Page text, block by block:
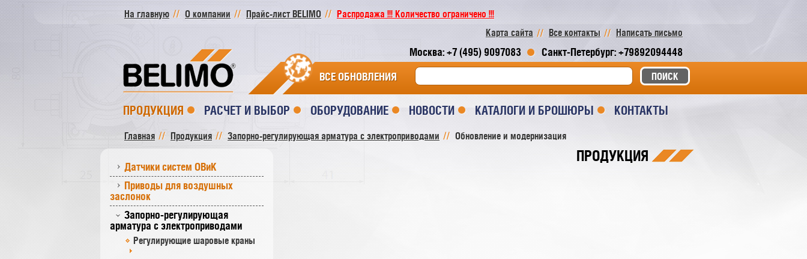
На главную О компании Прайс-лист BELIMO
Распродажа !!! Количество ограничено !!!
Карта сайта
Все контакты Написать письмо
Москва: +7 (495) 9097083
Санкт-Петербург: +79892094448
ВСЕ ОБНОВЛЕНИЯ
ПРОДУКЦИЯ РАСЧЕТ И ВЫБОР ОБОРУДОВАНИЕ НОВОСТИ КАТАЛОГИ И БРОШЮРЫ КОНТАКТЫ
Главная Продукция Запорно-регулирующая арматура с электроприводами Обновление и модернизация
Датчики систем ОВиК
Приводы для воздушных
заслонок
Запорно-регулирующая
арматура с электроприводами
Регулирующие шаровые краны
ПРОДУКЦИЯ